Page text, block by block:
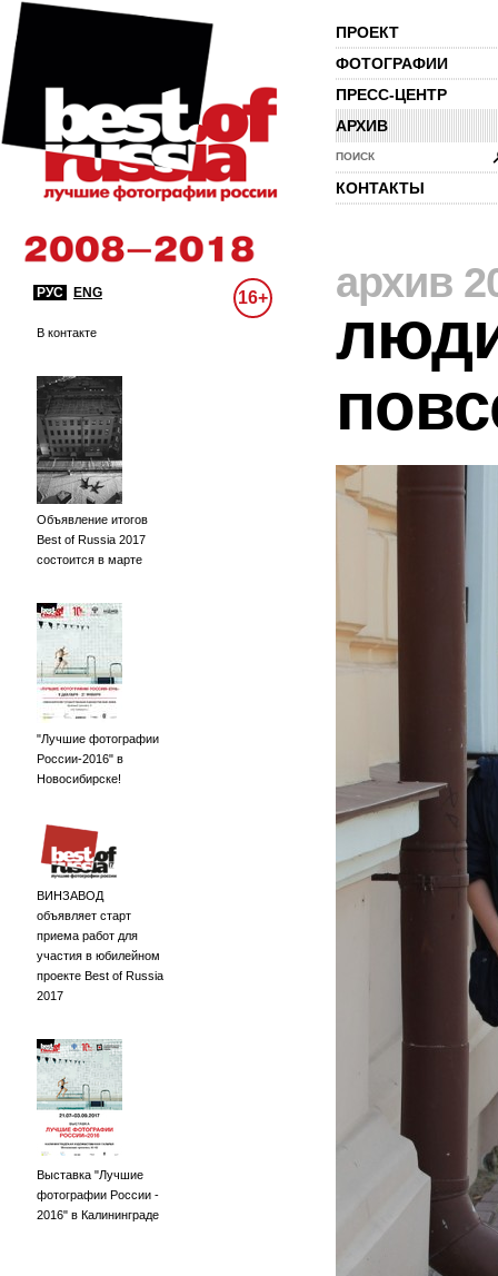
ПРОЕКТ
ФОТОГРАФИИ
ПРЕСС-ЦЕНТР
АРХИВ
ПОИСК
КОНТАКТЫ
РУС ENG 16+
В контакте
Объявление итогов
Best of Russia 2017
состоится в марте
"Лучшие фотографии
России-2016" в
Новосибирске!
ВИНЗАВОД
объявляет старт
приема работ для
участия в юбилейном
проекте Best of Russia
2017
Выставка "Лучшие
фотографии России -
2016" в Калининграде
архив